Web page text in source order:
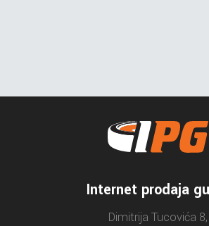
Internet prodaja
Dimitrija Tucovića 8,